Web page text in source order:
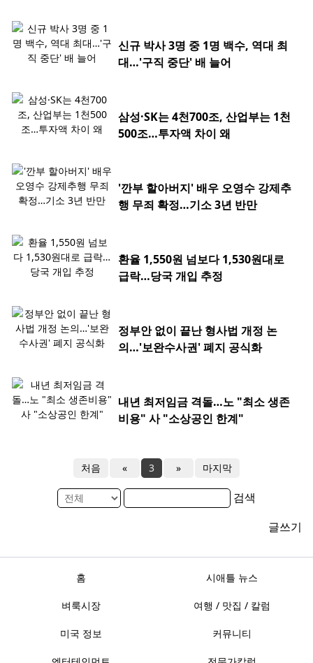
신규 박사 3명 중 1명 백수, 역대 최
대…'구직 중단' 배 늘어
삼성·SK는 4천700조, 산업부는 1천
500조…투자액 차이 왜
'깐부 할아버지' 배우 오영수 강제추
행 무죄 확정…기소 3년 반만
환율 1,550원 넘보다 1,530원대로
급락…당국 개입 추정
정부안 없이 끝난 형사법 개정 논
의…'보완수사권' 폐지 공식화
내년 최저임금 격돌…노 "최소 생존
비용" 사 "소상공인 한계"
처음 « 3 » 마지막
검색
글쓰기
홈 시애틀 뉴스
벼룩시장 여행 / 맛집 / 칼럼
미국 정보 커뮤니티